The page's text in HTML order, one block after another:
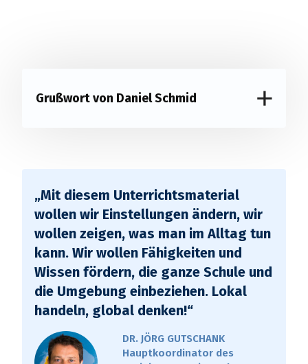
Grußwort von Daniel Schmid
„Mit diesem Unterrichtsmaterial
wollen wir Einstellungen ändern, wir
wollen zeigen, was man im Alltag tun
kann. Wir wollen Fähigkeiten und
Wissen fördern, die ganze Schule und
die Umgebung einbeziehen. Lokal
handeln, global denken!“
DR. JÖRG GUTSCHANK
Hauptkoordinator des